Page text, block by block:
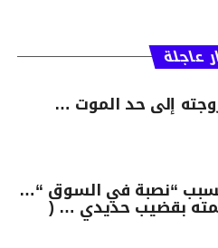
عاجلة
إلى حد الموت …
“نصبة في السوق “…
بقضيب حديدي … (